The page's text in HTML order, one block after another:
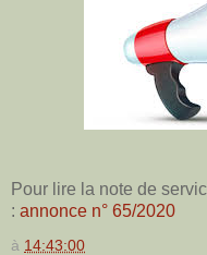
Pour lire la note de
: annonce n° 65/2020
à 14:43:00